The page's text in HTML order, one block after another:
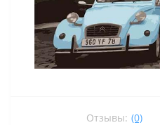
Отзывы: (0)